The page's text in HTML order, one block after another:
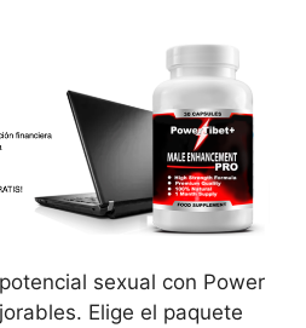
sexual con Power
Elige el paquete